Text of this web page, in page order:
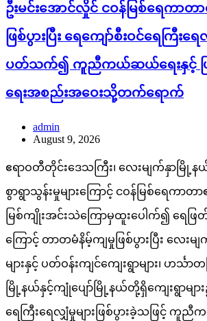
ဦးမင်းအောင်လှိုင် ငဝန်မြစ်ရေကာတ
ဖြစ်ပွားပြီး ရေကျော်စီးဝင်ရေကြီးရေ
ပတ်သက်၍ ကူညီကယ်ဆယ်ရေးနှင့် ပ
ရေးအစည်းအဝေးသို့တက်ရောက်
admin
August 9, 2026
ဧရာဝတီတိုင်းဒေသကြီး၊ လေးမျက်နှာမြို့
စွာရွာသွန်းမှုများကြောင့် ငဝန်မြစ်ရေကာ
မြစ်ကျိုးအင်းသဲကြောမှထူးပေါက်၍ ရေဖြ
ကြောင့် တာတမံနိမ့်ကျမှုဖြစ်ပွားပြီး လေး
များနှင့် ပတ်ဝန်းကျင်ကျေးရွာများ၊ ဟင်္သ
မြို့နယ်နှင့်ကျုံပျော်မြို့နယ်တို့ရှိကျေးရွာမျာ
ရေကြီးရေလျှံမှုများဖြစ်ပွားခဲ့သဖြင့် ကူ